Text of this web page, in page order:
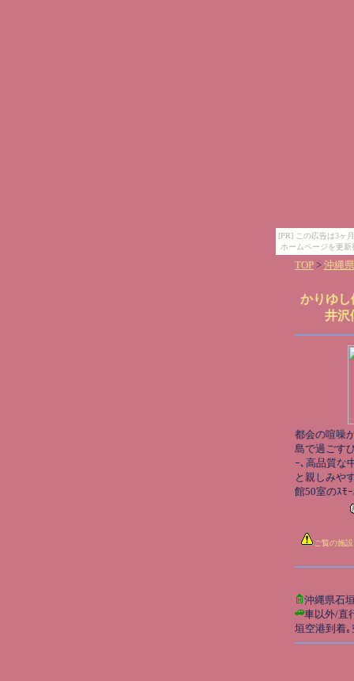
[PR] この広告は3ヶ
ホームページを更
TOP > 沖縄県
かりゆし
井沢
都会の喧噪
島で過ごす
ｰ､高品質な
と親しみや
館50室のｽﾓ
ご覧の施
沖縄県石
車以外/直
垣空港到着